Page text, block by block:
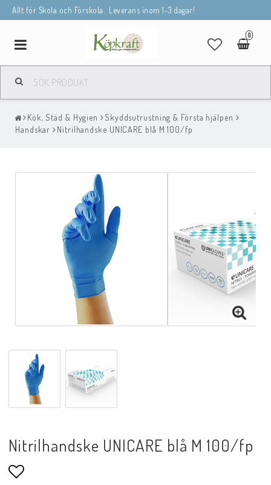
Allt för Skola och Förskola. Leverans inom 1-3 dagar!
0
Toggle
navigation
Kök, Städ & Hygien
Skyddsutrustning & Första hjälpen
Handskar
Nitrilhandske UNICARE blå M 100/fp
Nitrilhandske UNICARE blå M 100/fp